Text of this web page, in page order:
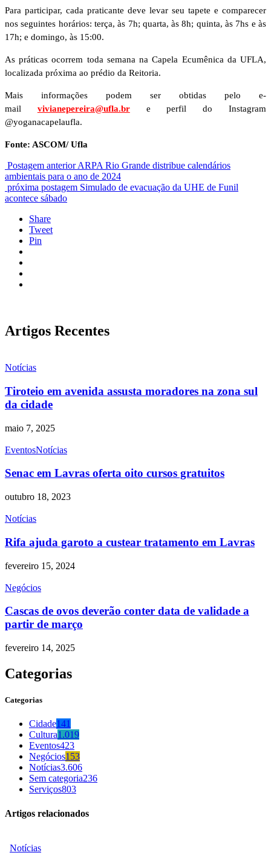
Para participar, cada praticante deve levar seu tapete e comparecer
nos seguintes horários: terça, às 7h; quarta, às 8h; quinta, às 7hs e às
17h; e domingo, às 15:00.
As práticas ocorrem toda semana na Capela Ecumênica da UFLA,
localizada próxima ao prédio da Reitoria.
Mais informações podem ser obtidas pelo e-
mail vivianepereira@ufla.br
e perfil do Instagram
@yoganacapelaufla.
Fonte: ASCOM/ Ufla
Postagem anteriorARPA Rio Grande distribue calendários
ambientais para o ano de 2024
próxima postagem Simulado de evacuação da UHE de Funil
acontece sábado
Share
Tweet
Pin
Artigos Recentes
Notícias
Tiroteio em avenida assusta moradores na zona sul
da cidade
maio 7, 2025
EventosNotícias
Senac em Lavras oferta oito cursos gratuitos
outubro 18, 2023
Notícias
Rifa ajuda garoto a custear tratamento em Lavras
fevereiro 15, 2024
Negócios
Cascas de ovos deverão conter data de validade a
partir de março
fevereiro 14, 2025
Categorias
Categorias
Cidade141
Cultura1.019
Eventos423
Negócios153
Notícias3.606
Sem categoria236
Serviços803
Artigos relacionados
Notícias